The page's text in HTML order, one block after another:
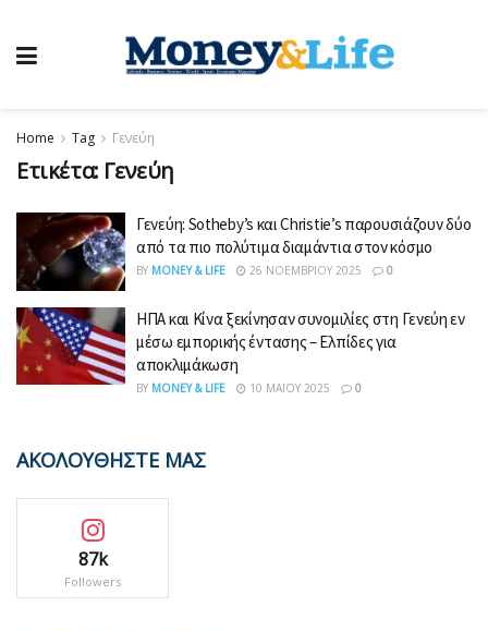
Home Tag Γενεύη
Ετικέτα: Γενεύη
Γενεύη: Sotheby’s και Christie’s παρουσιάζουν δύο
από τα πιο πολύτιμα διαμάντια στον κόσμο
BY MONEY & LIFE 26 ΝΟΕΜΒΡΊΟΥ 2025 0
ΗΠΑ και Κίνα ξεκίνησαν συνομιλίες στη Γενεύη εν
μέσω εμπορικής έντασης – Ελπίδες για
αποκλιμάκωση
BY MONEY & LIFE 10 ΜΑΪ́ΟΥ 2025 0
ΑΚΟΛΟΥΘΗΣΤΕ ΜΑΣ
87k
Followers